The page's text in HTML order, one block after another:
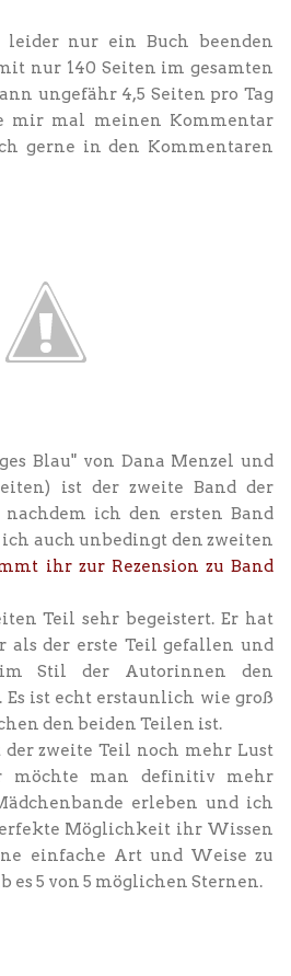
nur ein Buch beenden
nur 140 Seiten im gesamten
ungefähr 4,5 Seiten pro Tag
mir mal meinen Kommentar
gerne in den Kommentaren
Blau" von Dana Menzel und
ist der zweite Band der
nachdem ich den ersten Band
ich auch unbedingt den zweiten
ihr zur Rezension zu Band
Teil sehr begeistert. Er hat
der erste Teil gefallen und
Stil der Autorinnen den
ist echt erstaunlich wie groß
den beiden Teilen ist.
zweite Teil noch mehr Lust
möchte man definitiv mehr
erleben und ich
Möglichkeit ihr Wissen
einfache Art und Weise zu
es 5 von 5 möglichen Sternen.